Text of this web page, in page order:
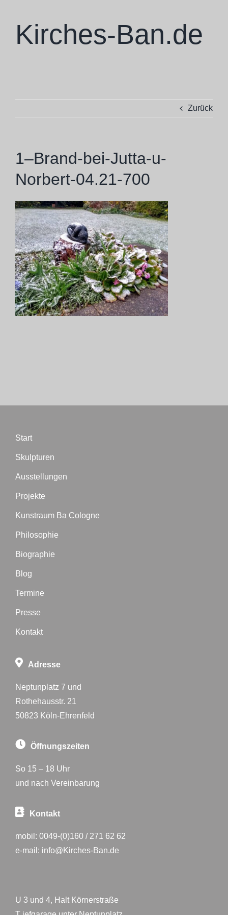
springenKirches-Ban.de
Projekte
Ba Cologne
Philosophie
Biographie
Blog
Zurück
1–Brand-bei-Jutta-u-
Norbert-04.21-700
Start
Skulpturen
Ausstellungen
Projekte
Kunstraum Ba Cologne
Philosophie
Biographie
Blog
Termine
Presse
Kontakt
Adresse
Neptunplatz 7 und
Rothehausstr. 21
50823 Köln-Ehrenfeld
Öffnungszeiten
So 15 – 18 Uhr
und nach Vereinbarung
Kontakt
mobil: 0049-(0)160 / 271 62 62
e-mail: info@Kirches-Ban.de
U 3 und 4, Halt Körnerstraße